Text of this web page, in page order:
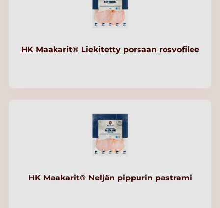
HK Maakarit® Liekitetty porsaan rosvofilee
HK Maakarit® Neljän pippurin pastrami